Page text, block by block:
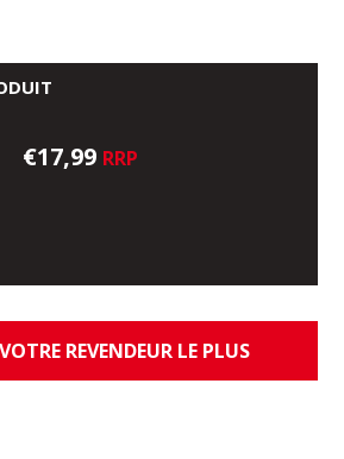
€17,99 RRP
REVENDEUR LE PLUS